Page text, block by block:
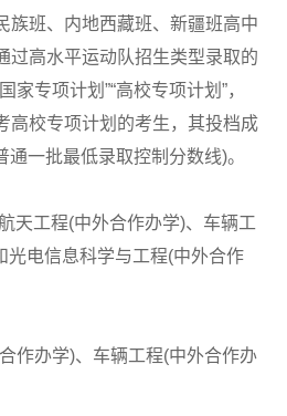
族班、内地西藏班、新疆班高中
过高水平运动队招生类型录取的
专项计划”“高校专项计划”，
高校专项计划的考生，其投档成
一批最低录取控制分数线)。
工程(中外合作办学)、车辆工
光电信息科学与工程(中外合作
办学)、车辆工程(中外合作办